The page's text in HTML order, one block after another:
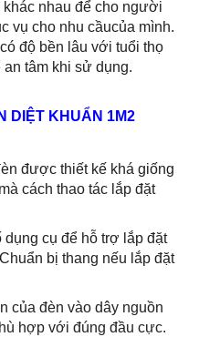
khác nhau để cho người
vụ cho nhu cầucủa mình.
độ bền lâu với tuổi thọ
tâm khi sử dụng.
DIỆT KHUẨN 1M2
được thiết kế khá giống
cách thao tác lắp đặt
dụng cụ để hỗ trợ lắp đặt
bị thang nếu lắp đặt
của đèn vào dây nguồn
hợp với đúng đầu cực.